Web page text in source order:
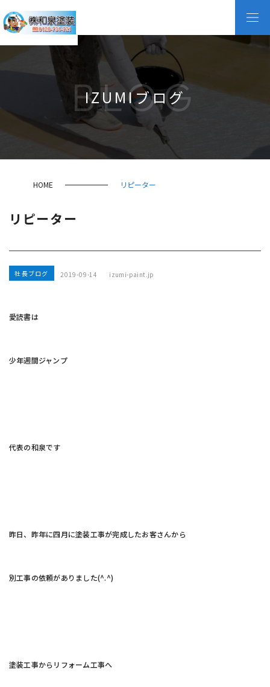
IZUMIブログ
BLOG
HOME リピーター
リピーター
社長ブログ 2019-09-14 izumi-paint.jp
愛読書は
少年週間ジャンプ
代表の和泉です
昨日、昨年に四月に塗装工事が完成したお客さんから
別工事の依頼がありました(^.^)
塗装工事からリフォーム工事へ